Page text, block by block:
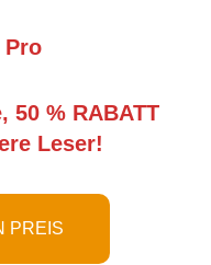
Pro
50 % RABATT
Leser!
PREIS